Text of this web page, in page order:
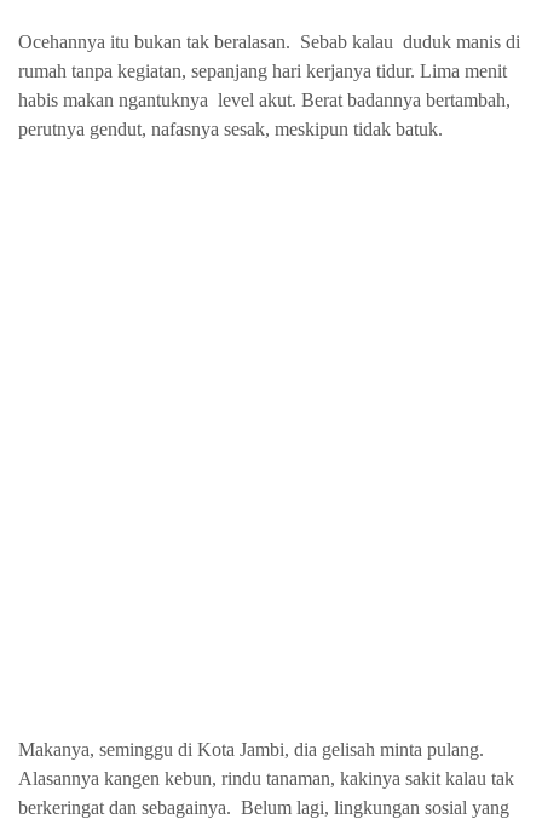
Ocehannya itu bukan tak beralasan. Sebab kalau duduk manis di
rumah tanpa kegiatan, sepanjang hari kerjanya tidur. Lima menit
habis makan ngantuknya level akut. Berat badannya bertambah,
perutnya gendut, nafasnya sesak, meskipun tidak batuk.
Makanya, seminggu di Kota Jambi, dia gelisah minta pulang.
Alasannya kangen kebun, rindu tanaman, kakinya sakit kalau tak
berkeringat dan sebagainya. Belum lagi, lingkungan sosial yang